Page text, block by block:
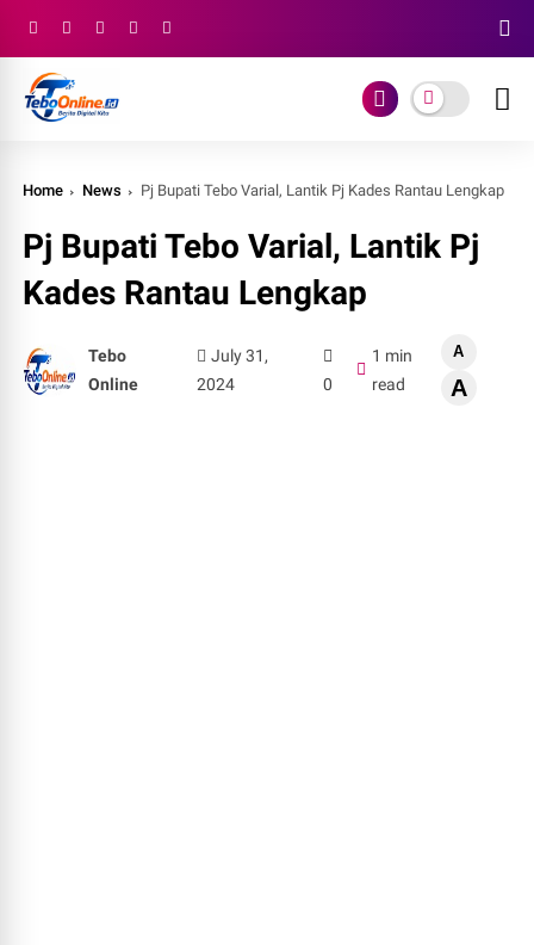
Home News Pj Bupati Tebo Varial, Lantik Pj Kades Rantau Lengkap
Pj Bupati Tebo Varial, Lantik Pj
Kades Rantau Lengkap
Tebo
Online
July 31,
2024
0
1 min
read
A
A